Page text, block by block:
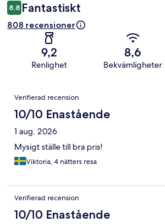
8,8 Fantastiskt
808 recensioner
9,2
Renlighet
8,6
Bekvämligheter
Recensioner
Verifierad recension
10/10 Enastående
1 aug. 2026
Mysigt ställe till bra pris!
Viktoria, 4 nätters resa
Verifierad recension
10/10 Enastående